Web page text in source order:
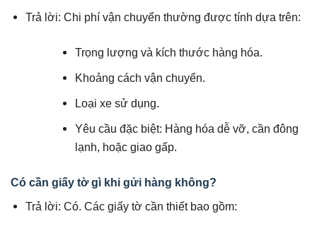
Trả lời: Chi phí vận chuyển thường được tính dựa trên:
Trọng lượng và kích thước hàng hóa.
Khoảng cách vận chuyển.
Loại xe sử dụng.
Yêu cầu đặc biệt: Hàng hóa dễ vỡ, cần đông
lạnh, hoặc giao gấp.
Có cần giấy tờ gì khi gửi hàng không?
Trả lời: Có. Các giấy tờ cần thiết bao gồm: